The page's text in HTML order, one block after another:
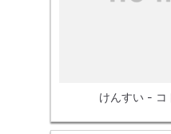
けんすい - コ